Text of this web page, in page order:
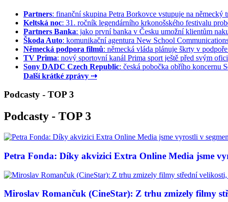
Partners: finanční skupina Petra Borkovce vstupuje na německý
Keltská noc: 31. ročník legendárního krkonošského festivalu
Partners Banka: jako první banka v Česku umožní klientům
Škoda Auto: komunikační agentura New School
Německá podpora filmů: německá vláda plánuje škrty v
TV Prima: nový sportovní kanál Prima sport ještě před svým
Sony DADC Czech Republic: česká pobočka obřího koncernu
Další krátké zprávy ⇢
Podcasty - TOP 3
Podcasty - TOP 3
Petra Fonda: Díky akvizici Extra Online Media jsme
Miroslav Romančuk (CineStar): Z trhu zmizely filmy